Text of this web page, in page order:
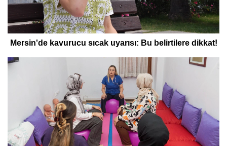
Mersin'de kavurucu sıcak uyarısı: Bu belirtilere dikkat!